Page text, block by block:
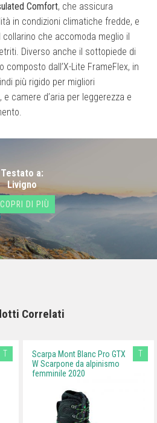
Comfort, che assicura
in condizioni climatiche fredde, e
che accomoda meglio il
Diverso anche il sottopiede di
dall’X-Lite FrameFlex, in
più rigido per migliori
camere d’aria per leggerezza e
Testato a:
Livigno
DI PIÙ
Correlati
T
Scarpa Mont Blanc Pro GTX
W Scarpone da alpinismo
femminile 2020
T